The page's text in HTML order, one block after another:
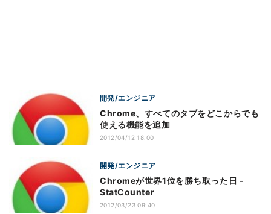
開発/エンジニア
Chrome、すべてのタブをどこからでも
使える機能を追加
2012/04/12 18:00
開発/エンジニア
Chromeが世界1位を勝ち取った日 -
StatCounter
2012/03/23 09:40